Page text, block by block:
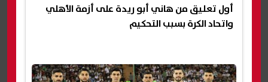
أول تعليق من هاني أبو ريدة على أزمة الأهلي
واتحاد الكرة بسبب التحكيم